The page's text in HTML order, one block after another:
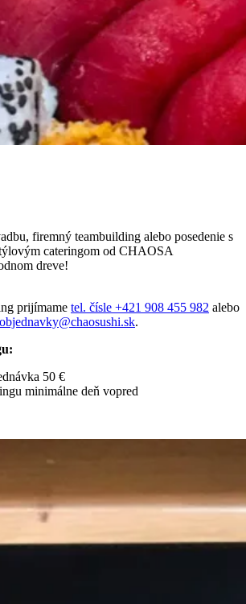
firemný teambuilding alebo posedenie s
cateringom od CHAOSA
dreve!
prijímame tel. čísle +421 908 455 982 alebo
objednavky@chaosushi.sk.
50 €
minimálne deň vopred